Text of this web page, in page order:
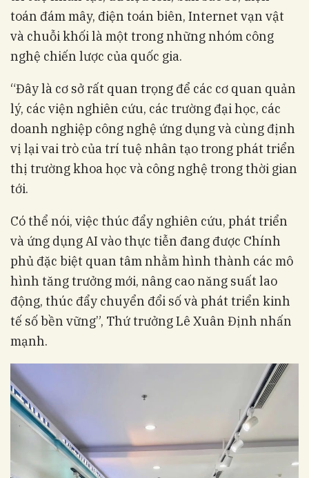
toán đám mây, điện toán biên, Internet vạn vật
và chuỗi khối là một trong những nhóm công
nghệ chiến lược của quốc gia.
“Đây là cơ sở rất quan trọng để các cơ quan quản
lý, các viện nghiên cứu, các trường đại học, các
doanh nghiệp công nghệ ứng dụng và cùng định
vị lại vai trò của trí tuệ nhân tạo trong phát triển
thị trường khoa học và công nghệ trong thời gian
tới.
Có thể nói, việc thúc đẩy nghiên cứu, phát triển
và ứng dụng AI vào thực tiễn đang được Chính
phủ đặc biệt quan tâm nhằm hình thành các mô
hình tăng trưởng mới, nâng cao năng suất lao
động, thúc đẩy chuyển đổi số và phát triển kinh
tế số bền vững”, Thứ trưởng Lê Xuân Định nhấn
mạnh.